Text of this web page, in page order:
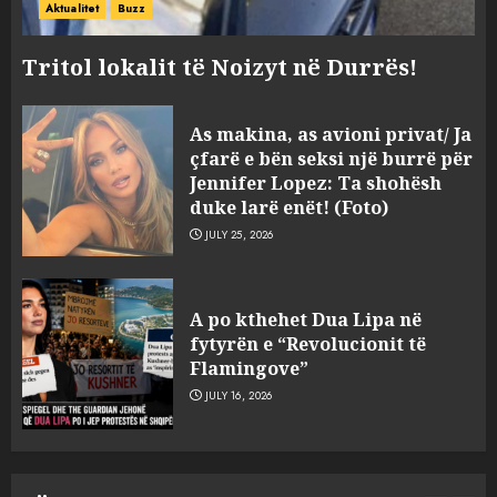
Aktualitet Buzz
Tritol lokalit të Noizyt në Durrës!
As makina, as avioni privat/ Ja
çfarë e bën seksi një burrë për
Jennifer Lopez: Ta shohësh
duke larë enët! (Foto)
JULY 25, 2026
A po kthehet Dua Lipa në
fytyrën e “Revolucionit të
Flamingove”
JULY 16, 2026
3
racist në rrjetet sociale ndaj
gazetarit grek me origjinë
shqiptare: Je mysafir këtu,
nuk duhet të flasësh!
AUGUST 8, 2026
4
burgosur përfundojnë në
spital! (Emrat)
AUGUST 8, 2026